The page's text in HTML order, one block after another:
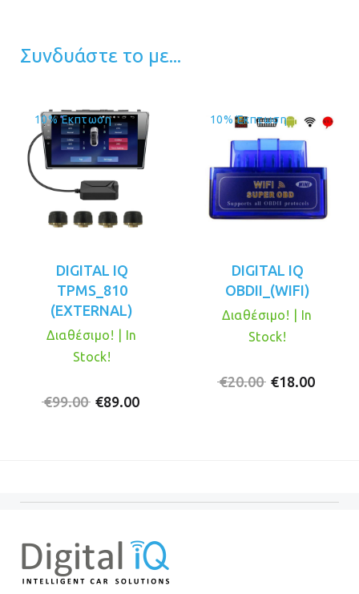
Συνδυάστε το με...
10% Έκπτωση
DIGITAL IQ
TPMS_810
(EXTERNAL)
€99.00 Original
€89.00
Διαθέσιμο! | In
Stock!
10% Έκπτωση
DIGITAL IQ
OBDII_(WIFI)
€20.00 Original
€18.00
Διαθέσιμο! | In
Stock!